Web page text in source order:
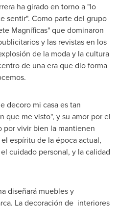
ha girado en torno a "lo
sentir". Como parte del grupo
Magníficas" que dominaron
y las revistas en los
de la moda y la cultura
de una era que dio forma
decoro mi casa es tan
que me visto", y su amor por el
por vivir bien la mantienen
espíritu de la época actual,
cuidado personal, y la calidad
diseñará muebles y
La decoración de interiores